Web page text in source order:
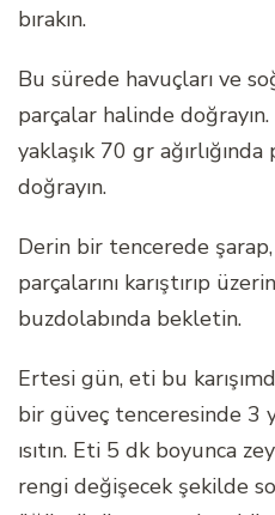
bırakın.
Bu sürede havuçları ve
parçalar halinde
yaklaşık 70 gr
doğrayın.
Derin bir tencerede
parçalarını karıştırıp
buzdolabında bekletin.
Ertesi gün, eti bu
bir güveç tenceresinde 3
ısıtın. Eti 5 dk boyunca
rengi değişecek şekilde